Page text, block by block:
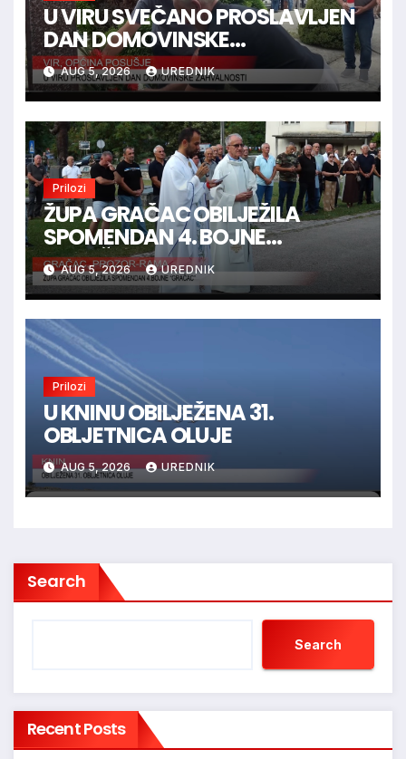
U VIRU SVEČANO PROSLAVLJEN
DAN DOMOVINSKE
ZAHVALNOSTI
AUG 5, 2026 UREDNIK
Prilozi
ŽUPA GRAČAC OBILJEŽILA
SPOMENDAN 4. BOJNE
“GRAČAC”
AUG 5, 2026 UREDNIK
Prilozi
U KNINU OBILJEŽENA 31.
OBLJETNICA OLUJE
AUG 5, 2026 UREDNIK
Search
Search
Recent Posts